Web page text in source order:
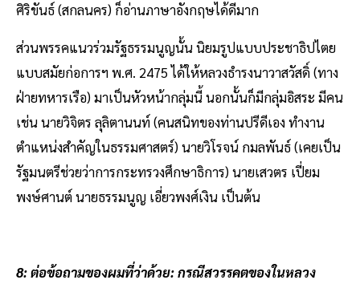
ศิริขันธ์ (สกลนคร) ก็อ่านภาษาอังกฤษได้ดีมาก
ส่วนพรรคแนวร่วมรัฐธรรมนูญนั้น นิยมรูปแบบประชาธิปไตย
แบบสมัยก่อการฯ พ.ศ. 2475 ได้ให้หลวงธำรงนาวาสวัสดิ์ (ทาง
ฝ่ายทหารเรือ) มาเป็นหัวหน้ากลุ่มนี้ นอกนั้นก็มีกลุ่มอิสระ มีคน
เช่น นายวิจิตร ลุลิตานนท์ (คนสนิทของท่านปรีดีเอง ทำงาน
ตำแหน่งสำคัญในธรรมศาสตร์) นายวิโรจน์ กมลพันธ์ (เคยเป็น
รัฐมนตรีช่วยว่าการกระทรวงศึกษาธิการ) นายเสวตร เปี่ยม
พงษ์ศานต์ นายธรรมนูญ เอี่ยวพงศ์เงิน เป็นต้น
8: ต่อข้อถามของผมที่ว่าด้วย: กรณีสวรรคตของในหลวง